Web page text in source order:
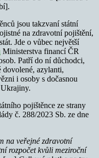
jsou takzvaní státní
na zdravotní pojištění,
Jde o vůbec největší
Ministerstva financí ČR
Patří do ní důchodci,
dovolené, azylanti,
i osoby s dočasnou
pojištěnce ze strany
č. 288/2023 Sb. ze dne
na veřejné zdravotní
rozpočet kvůli meziroční